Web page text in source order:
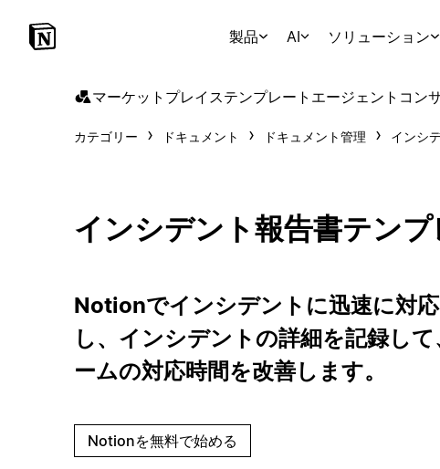
製品 AI ソリューション
マーケットプレイステンプレート エージェント コン
カテゴリー ドキュメント ドキュメント管理 インシ
インシデント報告書テンプ
Notionでインシデントに迅速に対
し、インシデントの詳細を記録し
ームの対応時間を改善します。
Notionを無料で始める